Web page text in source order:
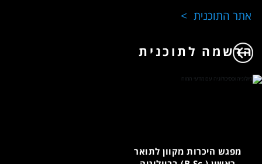
אתר התוכנית
הרשמה לתוכנית
מפגש היכרות מקוון לתואר